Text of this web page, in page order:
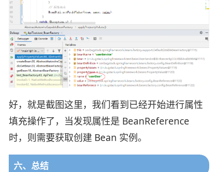
好，就是截图这里，我们看到已经开始进行属性
填充操作了，当发现属性是 BeanReference
时，则需要获取创建 Bean 实例。
六、总结